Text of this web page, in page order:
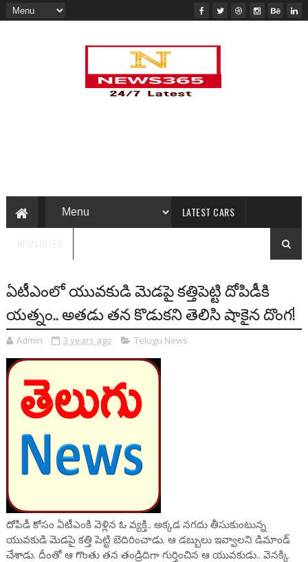
LATEST CARS
ఏటీఎంలో యువకుడి మెడపై కత్తిపెట్టి దోపిడీకి
యత్నం.. అతడు తన కొడుకని తెలిసి షాకైన దొంగ!
Admin 3 years ago Telugu News
దోపిడీ కోసం ఏటీఎంకి వెళ్లిన ఓ వ్యక్తి.. అక్కడ నగదు తీసుకుంటున్న
యువకుడి మెడపై కత్తి పెట్టి బెదిరించాడు. ఆ డబ్బులు ఇవ్వాలని డిమాండ్
చేశాడు. దీంతో ఆ గొంతు తన తండ్రిదిగా గుర్తించిన ఆ యువకుడు.. వెనక్కి